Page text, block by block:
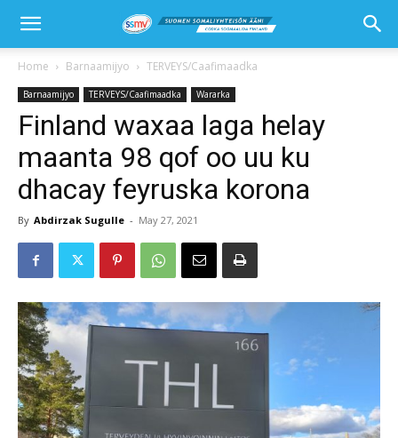
Home Barnaamijyo TERVEYS/Caafimaadka
Barnaamijyo TERVEYS/Caafimaadka Wararka
Finland waxaa laga helay
maanta 98 qof oo uu ku
dhacay feyruska korona
By Abdirzak Sugulle - May 27, 2021